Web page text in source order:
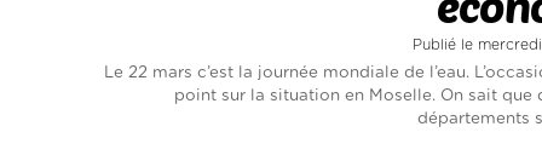
Publié le
Le 22 mars c’est la journée mondiale de l’eau.
point sur la situation en Moselle. On sait que
départements